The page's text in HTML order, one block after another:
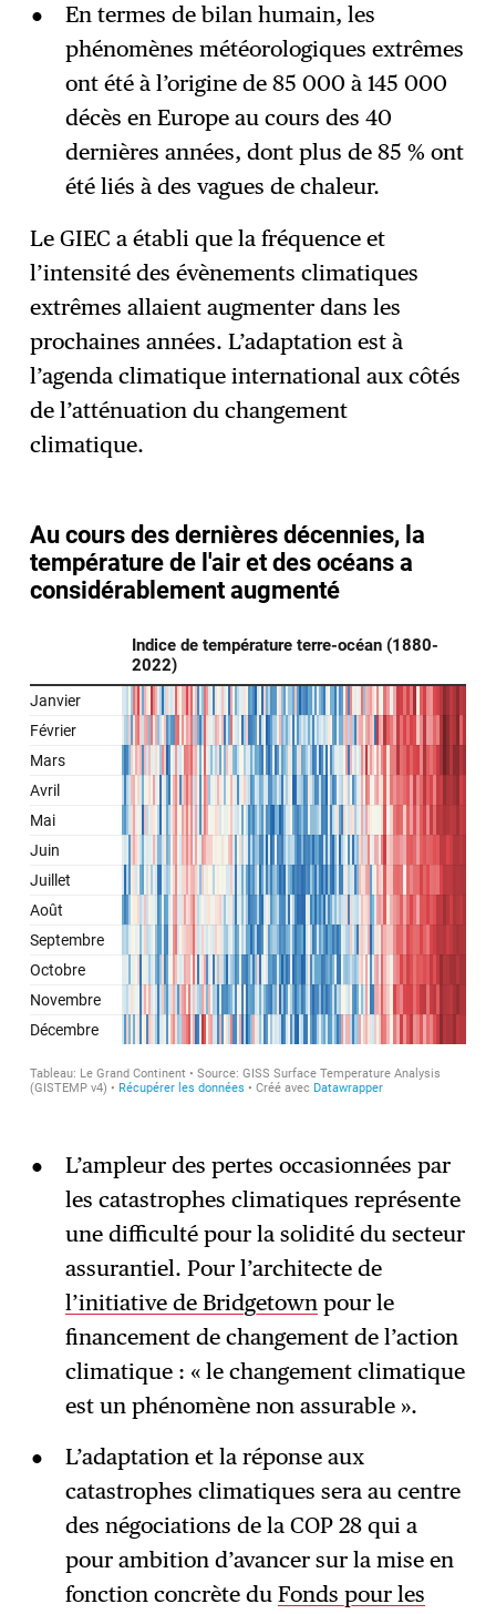
En termes de bilan humain, les
phénomènes météorologiques extrêmes
ont été à l’origine de 85 000 à 145 000
décès en Europe au cours des 40
dernières années, dont plus de 85 % ont
été liés à des vagues de chaleur.
Le GIEC a établi que la fréquence et
l’intensité des évènements climatiques
extrêmes allaient augmenter dans les
prochaines années. L’adaptation est à
l’agenda climatique international aux côtés
de l’atténuation du changement
climatique.
L’ampleur des pertes occasionnées par
les catastrophes climatiques représente
une difficulté pour la solidité du secteur
assurantiel. Pour l’architecte de
l’initiative de Bridgetown pour le
financement de changement de l’action
climatique : « le changement climatique
est un phénomène non assurable ».
L’adaptation et la réponse aux
catastrophes climatiques sera au centre
des négociations de la COP 28 qui a
pour ambition d’avancer sur la mise en
fonction concrète du Fonds pour les